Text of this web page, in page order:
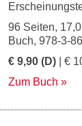
96 Seiten,
Buch, 978-3-
€ 9,90 (D) | €
Zum Buch